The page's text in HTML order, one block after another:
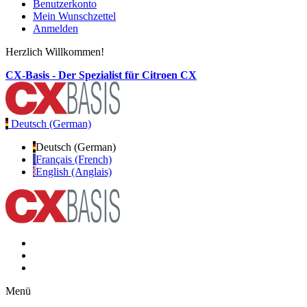
Benutzerkonto
Mein Wunschzettel
Anmelden
Herzlich Willkommen!
CX-Basis - Der Spezialist für Citroen CX
Deutsch (German)
Deutsch (German)
Français (French)
English (Anglais)
Menü